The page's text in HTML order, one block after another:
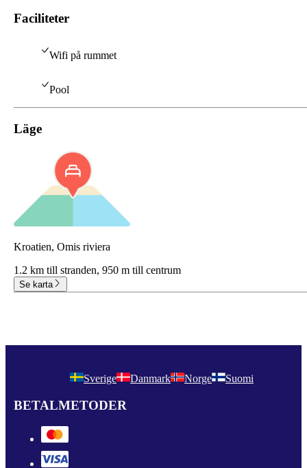
Faciliteter
Wifi på rummet
Pool
Läge
Kroatien, Omis riviera
1.2 km till stranden, 950 m till centrum
Se karta
Sverige Danmark Norge Suomi
BETALMETODER